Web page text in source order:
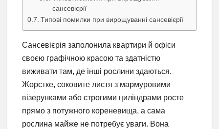
сансевієрії
Типові помилки при вирощуванні сансевієрії
Сансевієрія заполонила квартири й офіси
своєю графічною красою та здатністю
виживати там, де інші рослини здаються.
Жорстке, соковите листя з мармуровими
візерунками або строгими циліндрами росте
прямо з потужного кореневища, а сама
рослина майже не потребує уваги. Вона